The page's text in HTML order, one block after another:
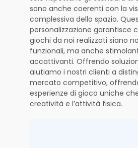
sono anche coerenti con la
complessiva dello spazio.
personalizzazione garantisce
giochi da noi realizzati siano
funzionali, ma anche
accattivanti. Offrendo
aiutiamo i nostri clienti a
mercato competitivo,
esperienze di gioco uniche
creatività e l’attività fisica.